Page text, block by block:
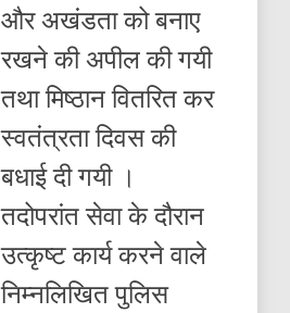
और अखंडता को बनाए
रखने की अपील की गयी
तथा मिष्ठान वितरित कर
स्वतंत्रता दिवस की
बधाई दी गयी ।
तदोपरांत सेवा के दौरान
उत्कृष्ट कार्य करने वाले
निम्नलिखित पुलिस